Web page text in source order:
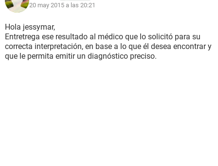
20 may 2015 a las 20:21
Hola jessymar,
Entretrega ese resultado al médico que lo solicitó para su
correcta interpretación, en base a lo que él desea encontrar y
que le permita emitir un diagnóstico preciso.